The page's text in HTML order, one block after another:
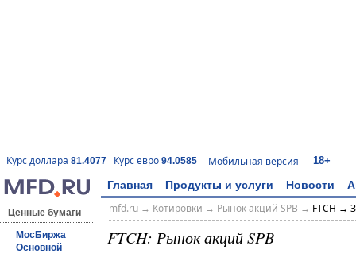
Курс доллара 81.4077 Курс евро 94.0585 Мобильная версия 18+
Главная Продукты и услуги Новости
Ценные бумаги
МосБиржа
Основной
mfd.ru→ Котировки → Рынок акций SPB → FTCH →
FTCH: Рынок акций SPB